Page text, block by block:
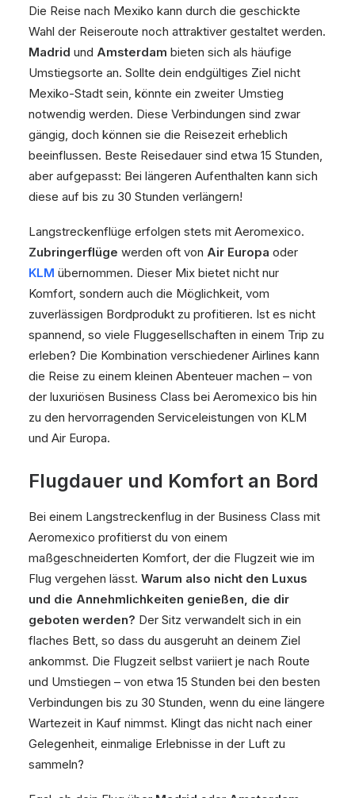
Die Reise nach Mexiko kann durch die geschickte
Wahl der Reiseroute noch attraktiver gestaltet werden.
Madrid und Amsterdam bieten sich als häufige
Umstiegsorte an. Sollte dein endgültiges Ziel nicht
Mexiko-Stadt sein, könnte ein zweiter Umstieg
notwendig werden. Diese Verbindungen sind zwar
gängig, doch können sie die Reisezeit erheblich
beeinflussen. Beste Reisedauer sind etwa 15 Stunden,
aber aufgepasst: Bei längeren Aufenthalten kann sich
diese auf bis zu 30 Stunden verlängern!
Langstreckenflüge erfolgen stets mit Aeromexico.
Zubringerflüge werden oft von Air Europa oder
KLM übernommen. Dieser Mix bietet nicht nur
Komfort, sondern auch die Möglichkeit, vom
zuverlässigen Bordprodukt zu profitieren. Ist es nicht
spannend, so viele Fluggesellschaften in einem Trip zu
erleben? Die Kombination verschiedener Airlines kann
die Reise zu einem kleinen Abenteuer machen – von
der luxuriösen Business Class bei Aeromexico bis hin
zu den hervorragenden Serviceleistungen von KLM
und Air Europa.
Flugdauer und Komfort an Bord
Bei einem Langstreckenflug in der Business Class mit
Aeromexico profitierst du von einem
maßgeschneiderten Komfort, der die Flugzeit wie im
Flug vergehen lässt. Warum also nicht den Luxus
und die Annehmlichkeiten genießen, die dir
geboten werden? Der Sitz verwandelt sich in ein
flaches Bett, so dass du ausgeruht an deinem Ziel
ankommst. Die Flugzeit selbst variiert je nach Route
und Umstiegen – von etwa 15 Stunden bei den besten
Verbindungen bis zu 30 Stunden, wenn du eine längere
Wartezeit in Kauf nimmst. Klingt das nicht nach einer
Gelegenheit, einmalige Erlebnisse in der Luft zu
sammeln?